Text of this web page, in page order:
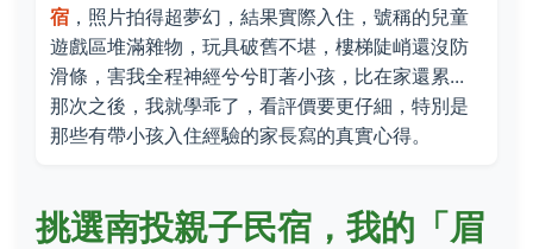
宿 ，照片拍得超夢幻，結果實際入住，號稱的兒童
遊戲區堆滿雜物，玩具破舊不堪，樓梯陡峭還沒防
滑條，害我全程神經兮兮盯著小孩，比在家還累...
那次之後，我就學乖了，看評價要更仔細，特別是
那些有帶小孩入住經驗的家長寫的真實心得。
挑選南投親子民宿，我的「眉